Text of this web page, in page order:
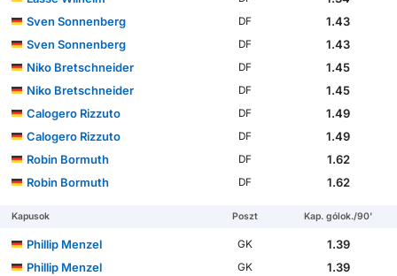
Sven Sonnenberg
DF
1.43
Sven Sonnenberg
DF
1.43
Niko Bretschneider
DF
1.45
Niko Bretschneider
DF
1.45
Calogero Rizzuto
DF
1.49
Calogero Rizzuto
DF
1.49
Robin Bormuth
DF
1.62
Robin Bormuth
DF 1.62
Kapusok Poszt Kap. gólok./90'
Phillip Menzel GK
1.39
Phillip Menzel
GK 1.39